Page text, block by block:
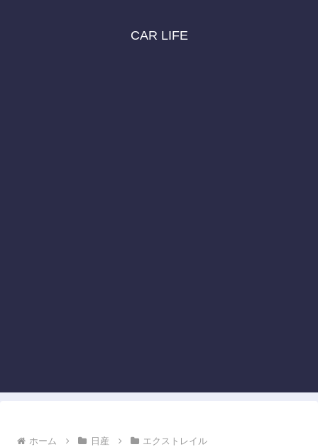
CAR LIFE
ホーム 日産 エクストレイル